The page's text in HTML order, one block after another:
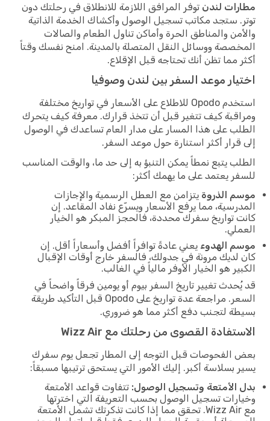
مطارات لندن توفر المرافق اللازمة للانطلاق في رحلتك دون
توتر. ستجد مكاتب تسجيل الوصول وأكشاك الخدمة الذاتية
والأمن والمناطق الحرة وأماكن تناول الطعام والصالات
المخصصة ووسائل النقل المتصلة بالمدينة. امنح نفسك وقتاً
أكثر مما تظن أنك تحتاجه قبل الإقلاع.
اختيار موعد السفر بين لندن وصوفيا
استخدم Opodo للاطلاع على الأسعار في تواريخ مختلفة
ومراقبة كيف تتغير قبل أن تتخذ قرارك. معرفة كيف يتحرك
الطلب على هذا المسار على مدار العام تساعدك في الوصول
إلى قرار أكثر استنارة حول موعد السفر.
الطلب يتبع نمطاً يمكن التنبؤ به إلى حد ما، والوقت المناسب
للسفر يعتمد على ما يهمك أكثر:
موسم الذروة يتزامن مع العطل الرسمية والإجازات
المدرسية، مما يرفع الأسعار ويسرّع نفاد المقاعد. إن
كانت تواريخ سفرك محددة، فالحجز المبكر هو الخيار
العملي.
موسم الهدوء يعني عادةً توافراً أفضل وأسعاراً أقل. إن
كان لديك مرونة في جدولك، فالسفر خارج أوقات الإقبال
الكبير هو الخيار الأوفر مالياً في الغالب.
قد يُحدث تغيير تاريخ السفر بيوم أو يومين فرقاً واضحاً في
السعر. مراجعة عدة تواريخ على Opodo قبل التأكيد طريقة
بسيطة لتجنب دفع أكثر مما هو ضروري.
الاستفادة القصوى من رحلتك مع Wizz Air
بعض الفحوصات قبل التوجه إلى المطار تجعل يوم سفرك
يسير بسلاسة أكبر. إليك الأمور التي يستحق ترتيبها مسبقاً:
بدل الأمتعة وتسجيل الوصول: تتفاوت قواعد الأمتعة
وخيارات تسجيل الوصول بحسب التعريفة التي اخترتها
مع Wizz Air. تحقق مما إذا كانت تذكرتك تشمل الأمتعة